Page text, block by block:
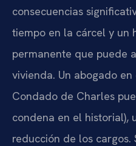
consecuencias
tiempo en la cárcel y un
permanente que puede
vivienda. Un abogado
Condado de Charles
condena en el historial),
reducción de los cargos.